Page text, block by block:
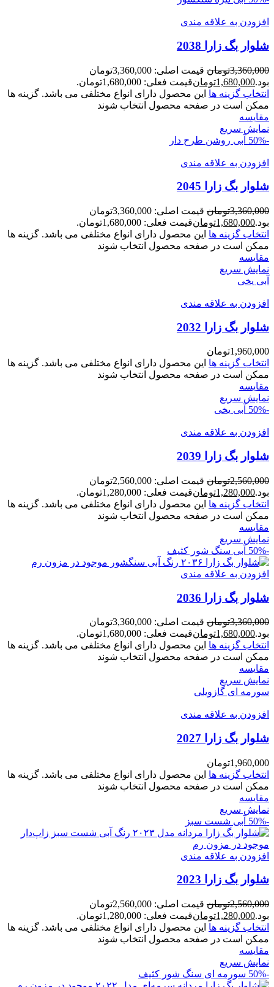
افزودن به علاقه مندی
شلوار بگ زارا 2038
3,360,000تومان
قیمت اصلی: 3,360,000تومان
بود.1,680,000تومانقیمت فعلی: 1,680,000تومان.
انتخاب گزینه ها این محصول دارای انواع مختلفی می باشد. گزینه ها
ممکن است در صفحه محصول انتخاب شوند
مقايسه
نمایش سریع
-50%
آبی روشن طرح دار
افزودن به علاقه مندی
شلوار بگ زارا 2045
3,360,000تومان
قیمت اصلی: 3,360,000تومان
بود.1,680,000تومانقیمت فعلی: 1,680,000تومان.
انتخاب گزینه ها این محصول دارای انواع مختلفی می باشد. گزینه ها
ممکن است در صفحه محصول انتخاب شوند
مقايسه
نمایش سریع
آبی یخی
افزودن به علاقه مندی
شلوار بگ زارا 2032
1,960,000تومان
انتخاب گزینه ها این محصول دارای انواع مختلفی می باشد. گزینه ها
ممکن است در صفحه محصول انتخاب شوند
مقايسه
نمایش سریع
-50%
آبی یخی
افزودن به علاقه مندی
شلوار بگ زارا 2039
2,560,000تومان
قیمت اصلی: 2,560,000تومان
بود.1,280,000تومانقیمت فعلی: 1,280,000تومان.
انتخاب گزینه ها این محصول دارای انواع مختلفی می باشد. گزینه ها
ممکن است در صفحه محصول انتخاب شوند
مقايسه
نمایش سریع
-50%
آبی سنگ شور کثیف
افزودن به علاقه مندی
شلوار بگ زارا 2036
3,360,000تومان
قیمت اصلی: 3,360,000تومان
بود.1,680,000تومانقیمت فعلی: 1,680,000تومان.
انتخاب گزینه ها این محصول دارای انواع مختلفی می باشد. گزینه ها
ممکن است در صفحه محصول انتخاب شوند
مقايسه
نمایش سریع
سورمه ای گازویلی
افزودن به علاقه مندی
شلوار بگ زارا 2027
1,960,000تومان
انتخاب گزینه ها این محصول دارای انواع مختلفی می باشد. گزینه ها
ممکن است در صفحه محصول انتخاب شوند
مقايسه
نمایش سریع
-50%
آبی شست سبز
افزودن به علاقه مندی
شلوار بگ زارا 2023
2,560,000تومان
قیمت اصلی: 2,560,000تومان
بود.1,280,000تومانقیمت فعلی: 1,280,000تومان.
انتخاب گزینه ها این محصول دارای انواع مختلفی می باشد. گزینه ها
ممکن است در صفحه محصول انتخاب شوند
مقايسه
نمایش سریع
-50%
سورمه ای سنگ شور کثیف